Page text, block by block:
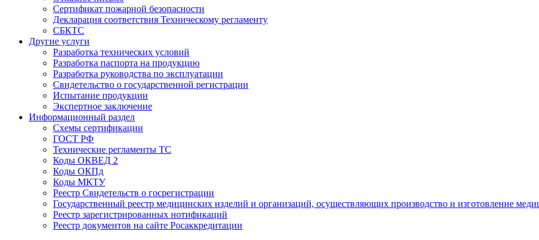
Сертификат пожарной безопасности
Декларация соответствия Техническому регламенту
СБКТС
Другие услуги
Разработка технических условий
Разработка паспорта на продукцию
Разработка руководства по эксплуатации
Свидетельство о государственной регистрации
Испытание продукции
Экспертное заключение
Информационный раздел
Схемы сертификации
ГОСТ РФ
Технические регламенты ТС
Коды ОКВЕД 2
Коды ОКПд
Коды МКТУ
Реестр Свидетельств о госрегистрации
Государственный реестр медицинских изделий и организаций, осуществляющих производство и изготовление
Реестр зарегистрированных нотификаций
Реестр документов на сайте Росаккредитации